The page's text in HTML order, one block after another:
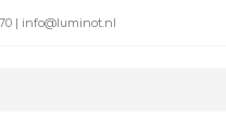
70 | info@luminot.nl